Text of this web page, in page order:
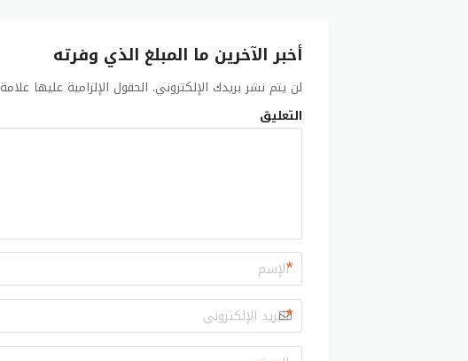
أخبر الآخرين ما المبلغ الذي وفرته
لن يتم نشر بريدك الإلكتروني. الحقول الإلزامية عليها علامة
التعليق
*
*